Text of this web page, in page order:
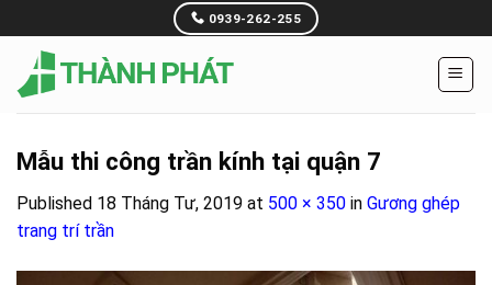
to
content
0939-262-255
Mẫu thi công trần kính tại quận 7
Published 18 Tháng Tư, 2019 at 500 × 350 in Gương ghép
trang trí trần